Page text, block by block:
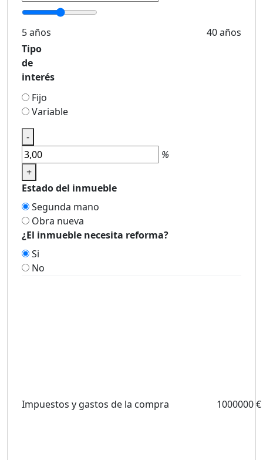
5 años
40 años
Tipo
de
interés
Fijo
Variable
-
%
+
Estado del inmueble
Segunda mano
Obra nueva
¿El inmueble necesita reforma?
Si
No
Impuestos y gastos de la compra 1000000 €